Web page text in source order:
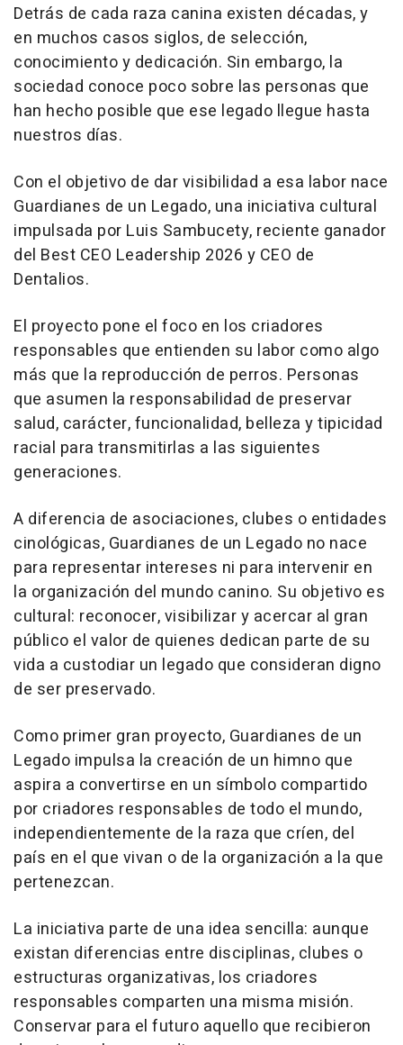
Detrás de cada raza canina existen décadas, y
en muchos casos siglos, de selección,
conocimiento y dedicación. Sin embargo, la
sociedad conoce poco sobre las personas que
han hecho posible que ese legado llegue hasta
nuestros días.
Con el objetivo de dar visibilidad a esa labor nace
Guardianes de un Legado, una iniciativa cultural
impulsada por Luis Sambucety, reciente ganador
del Best CEO Leadership 2026 y CEO de
Dentalios.
El proyecto pone el foco en los criadores
responsables que entienden su labor como algo
más que la reproducción de perros. Personas
que asumen la responsabilidad de preservar
salud, carácter, funcionalidad, belleza y tipicidad
racial para transmitirlas a las siguientes
generaciones.
A diferencia de asociaciones, clubes o entidades
cinológicas, Guardianes de un Legado no nace
para representar intereses ni para intervenir en
la organización del mundo canino. Su objetivo es
cultural: reconocer, visibilizar y acercar al gran
público el valor de quienes dedican parte de su
vida a custodiar un legado que consideran digno
de ser preservado.
Como primer gran proyecto, Guardianes de un
Legado impulsa la creación de un himno que
aspira a convertirse en un símbolo compartido
por criadores responsables de todo el mundo,
independientemente de la raza que críen, del
país en el que vivan o de la organización a la que
pertenezcan.
La iniciativa parte de una idea sencilla: aunque
existan diferencias entre disciplinas, clubes o
estructuras organizativas, los criadores
responsables comparten una misma misión.
Conservar para el futuro aquello que recibieron